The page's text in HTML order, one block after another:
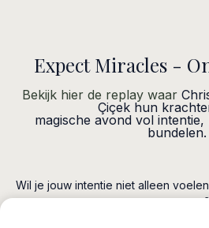
Expect Miracles -
Bekijk hier de replay waar
Çiçek hun
magische avond vol intentie,
bundelen.
Wil je jouw intentie niet alleen
vormgeven?